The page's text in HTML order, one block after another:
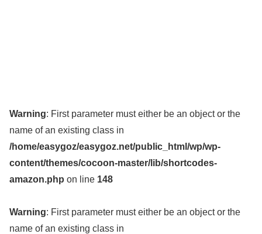
Warning: First parameter must either be an object or the
name of an existing class in
/home/easygoz/easygoz.net/public_html/wp/wp-
content/themes/cocoon-master/lib/shortcodes-
amazon.php on line 148
Warning: First parameter must either be an object or the
name of an existing class in